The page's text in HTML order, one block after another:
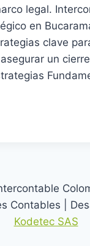
legal.
en
clave
un
Contables |
Kodetec SAS